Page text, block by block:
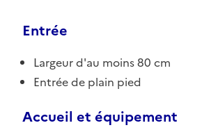
Entrée
Largeur d'au moins 80 cm
Entrée de plain pied
Accueil et équipement